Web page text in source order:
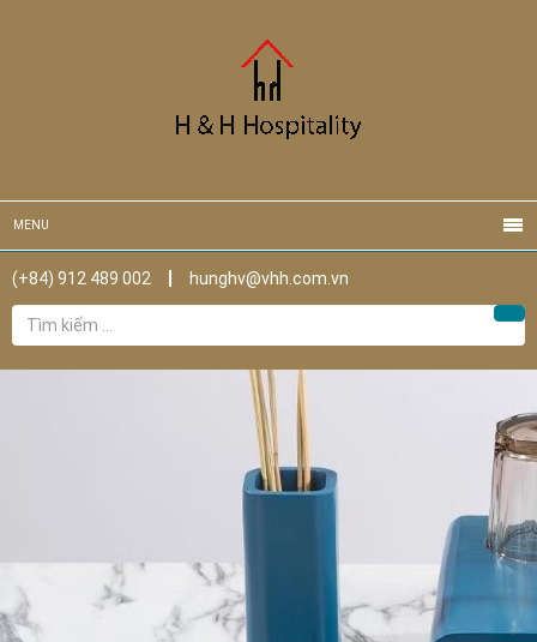
MENU
(+84) 912 489 002
hunghv@vhh.com.vn
Tìm
kiếm
cho: